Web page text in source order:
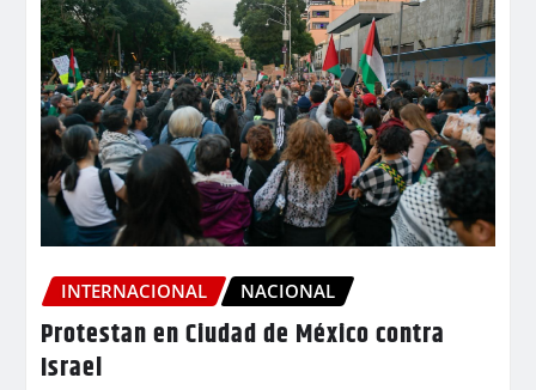
INTERNACIONAL NACIONAL
Protestan en Ciudad de México contra
Israel